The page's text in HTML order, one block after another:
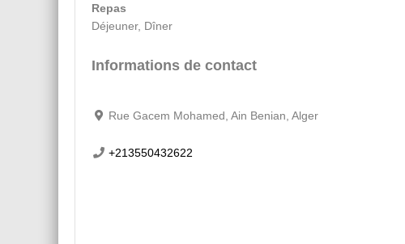
Repas
Déjeuner, Dîner
Informations de contact
Rue Gacem Mohamed, Ain Benian, Alger
+213550432622